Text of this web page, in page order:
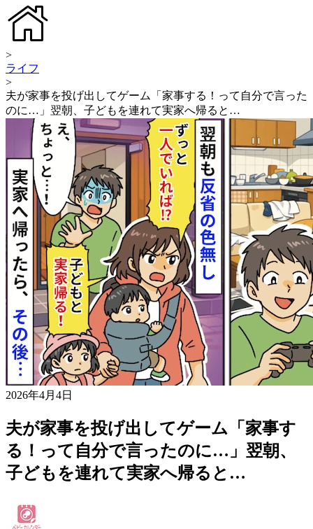
>
ライフ
>
夫が家事を投げ出してゲーム「家事する！って自分で言った
のに…」翌朝、子どもを連れて実家へ帰ると…
2026年4月4日
夫が家事を投げ出してゲーム「家事す
る！って自分で言ったのに…」翌朝、
子どもを連れて実家へ帰ると…